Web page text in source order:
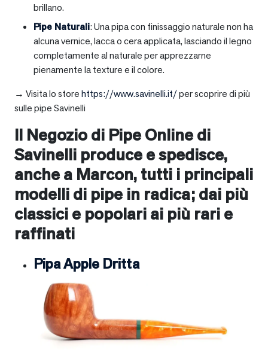
brillano.
Pipe Naturali: Una pipa con finissaggio naturale non ha
alcuna vernice, lacca o cera applicata, lasciando il legno
completamente al naturale per apprezzarne
pienamente la texture e il colore.
→ Visita lo storehttps://www.savinelli.it/per scoprire di più
sulle pipe Savinelli
Il Negozio di Pipe Online di
Savinelli produce e spedisce,
anche a Marcon, tutti i principali
modelli di pipe in radica; dai più
classici e popolari ai più rari e
raffinati
Pipa Apple Dritta